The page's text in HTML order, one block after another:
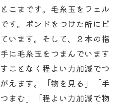
こまです。毛糸玉をフェル
す。ボンドをつけた所にピ
います。そして、２本の指
に毛糸玉をつまんでいます
ことなく程よい力加減でつ
えます。「物を見る」「手
まむ」「程よい力加減で物